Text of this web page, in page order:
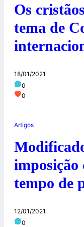
Os
tema de
18/01/2021
0
0
Artigos
imposição
tempo de
12/01/2021
0